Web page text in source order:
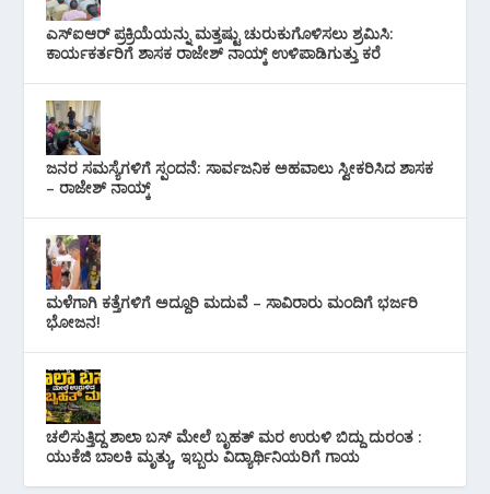
ಎಸ್‌ಐಆರ್ ಪ್ರಕ್ರಿಯೆಯನ್ನು ಮತ್ತಷ್ಟು ಚುರುಕುಗೊಳಿಸಲು ಶ್ರಮಿಸಿ:
ಕಾರ್ಯಕರ್ತರಿಗೆ ಶಾಸಕ ರಾಜೇಶ್ ನಾಯ್ಕ್ ಉಳಿಪಾಡಿಗುತ್ತು ಕರೆ
ಜನರ ಸಮಸ್ಯೆಗಳಿಗೆ ಸ್ಪಂದನೆ: ಸಾರ್ವಜನಿಕ ಅಹವಾಲು ಸ್ವೀಕರಿಸಿದ ಶಾಸಕ
– ರಾಜೇಶ್ ನಾಯ್ಕ್
ಮಳೆಗಾಗಿ ಕತ್ತೆಗಳಿಗೆ ಅದ್ದೂರಿ ಮದುವೆ – ಸಾವಿರಾರು ಮಂದಿಗೆ ಭರ್ಜರಿ
ಭೋಜನ!
ಚಲಿಸುತ್ತಿದ್ದ ಶಾಲಾ ಬಸ್ ಮೇಲೆ ಬೃಹತ್ ಮರ ಉರುಳಿ ಬಿದ್ದು ದುರಂತ :
ಯುಕೆಜಿ ಬಾಲಕಿ ಮೃತ್ಯು, ಇಬ್ಬರು ವಿದ್ಯಾರ್ಥಿನಿಯರಿಗೆ ಗಾಯ